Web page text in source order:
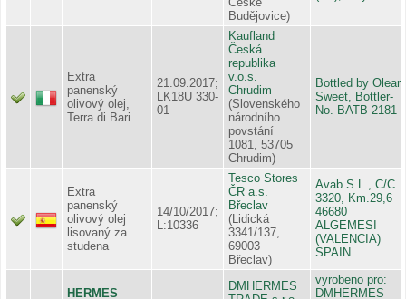
Budějovice)
Extra
panenský
olivový olej,
Terra di Bari
21.09.2017;
LK18U 330-
01
Kaufland
Česká
republika
v.o.s.
Chrudim
(Slovenského
národního
povstání
1081, 53705
Chrudim)
Bottled by
Sweet, Bottler-
No. BATB 2181
Extra
panenský
olivový olej
lisovaný za
studena
14/10/2017;
L:10336
Tesco Stores
ČR a.s.
Břeclav
(Lidická
3341/137,
69003
Břeclav)
Avab S.L., C/C
3320, Km.29,6
46680
ALGEMESI
(VALENCIA)
SPAIN
HERMES
DMHERMES
vyrobeno pro:
DMHERMES